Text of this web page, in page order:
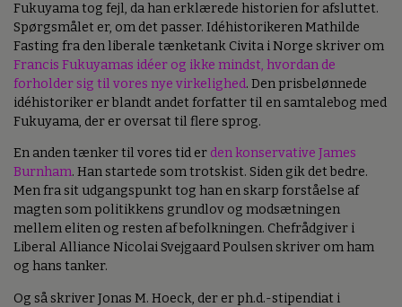
Fukuyama tog fejl, da han erklærede historien for afsluttet.
Spørgsmålet er, om det passer. Idéhistorikeren Mathilde
Fasting fra den liberale tænketank Civita i Norge skriver om
Francis Fukuyamas idéer og ikke mindst, hvordan de
forholder sig til vores nye virkelighed. Den prisbelønnede
idéhistoriker er blandt andet forfatter til en samtalebog med
Fukuyama, der er oversat til flere sprog.
En anden tænker til vores tid er den konservative James
Burnham. Han startede som trotskist. Siden gik det bedre.
Men fra sit udgangspunkt tog han en skarp forståelse af
magten som politikkens grundlov og modsætningen
mellem eliten og resten af befolkningen. Chefrådgiver i
Liberal Alliance Nicolai Svejgaard Poulsen skriver om ham
og hans tanker.
Og så skriver Jonas M. Hoeck, der er ph.d.-stipendiat i